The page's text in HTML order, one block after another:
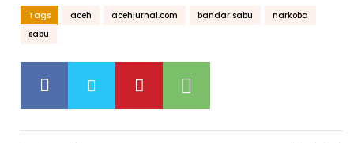
Tags aceh acehjurnal.com bandar sabu
narkoba
sabu